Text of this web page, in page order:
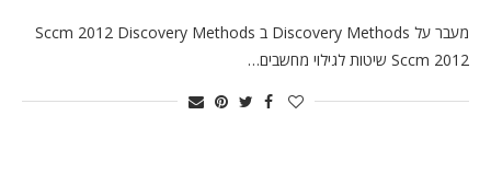
מעבר על Discovery Methods ב Sccm 2012 Discovery Methods
Sccm 2012 שיטות לגילוי מחשבים…